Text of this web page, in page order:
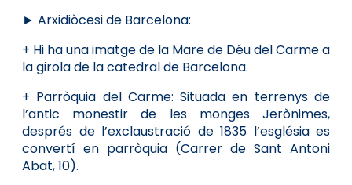
► Arxidiòcesi de Barcelona:
+ Hi ha una imatge de la Mare de Déu del Carme a
la girola de la catedral de Barcelona.
+ Parròquia del Carme: Situada en terrenys de
l’antic monestir de les monges Jerònimes,
després de l’exclaustració de 1835 l’església es
convertí en parròquia (Carrer de Sant Antoni
Abat, 10).